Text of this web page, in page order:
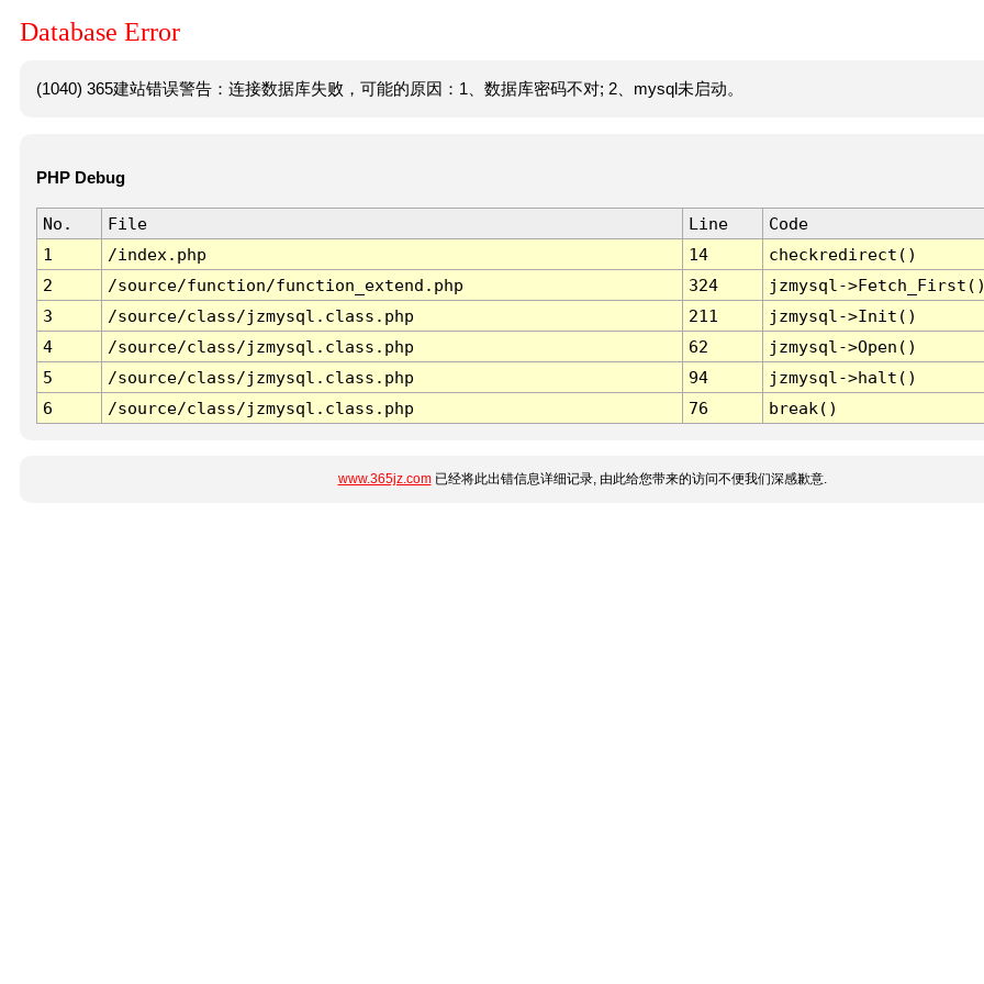
Database Error
(1040) 365建站错误警告：连接数据库失败，可能的原因：1、数据库密码不对; 2、mysql未启动。
PHP Debug
No. File Line
Code
1
/index.php 14
checkredirect()
2
/source/function/function_extend.php 324
jzmysql-
3
/source/class/jzmysql.class.php 211
jzmysql->Init()
4
/source/class/jzmysql.class.php 62
jzmysql->Open()
5
/source/class/jzmysql.class.php 94
jzmysql->halt()
6
/source/class/jzmysql.class.php 76 break()
www.365jz.com已经将此出错信息详细记录, 由此给您带来的访问不便我们深感歉意.